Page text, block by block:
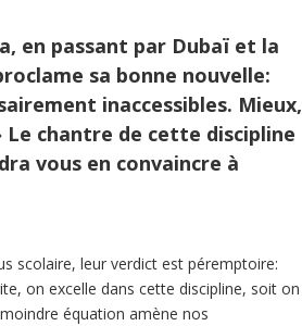
en passant par Dubaï et la
sa bonne nouvelle:
inaccessibles. Mieux,
chantre de cette discipline
vous en convaincre à
scolaire, leur verdict est péremptoire:
on excelle dans cette discipline, soit on
équation amène nos